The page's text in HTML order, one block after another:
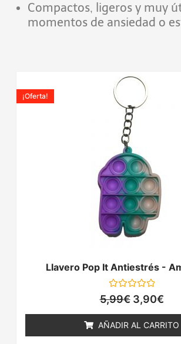
Compactos, ligeros y muy
momentos de ansiedad o
Llavero Pop It Antiestrés -
Valorado
con
de
5
¡Oferta!
5,99€
El
precio
original
era:
3,90€
AÑADIR AL CARRITO